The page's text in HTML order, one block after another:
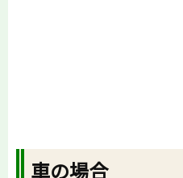
車の場合